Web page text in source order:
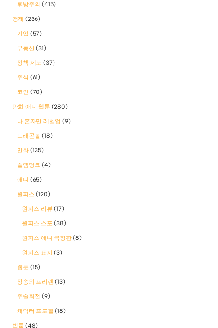
후방주의 (415)
경제 (236)
기업 (57)
부동산 (31)
정책 제도 (37)
주식 (61)
코인 (70)
만화 애니 웹툰 (280)
나 혼자만 레벨업 (9)
드래곤볼 (18)
만화 (135)
슬램덩크 (4)
애니 (65)
원피스 (120)
원피스 리뷰 (17)
원피스 스포 (38)
원피스 애니 극장판 (8)
원피스 표지 (3)
웹툰 (15)
장송의 프리렌 (13)
주술회전 (9)
캐릭터 프로필 (18)
법률 (48)